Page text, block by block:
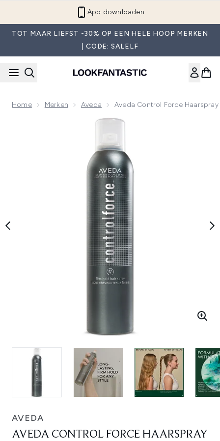
App downloaden
TOT MAAR LIEFST -30% OP EEN HELE HOOP MERKEN
| CODE: SALELF
Home Merken Aveda Aveda Control Force
Now showing image 1 Aveda Control Force Haarspray 300
AVEDA
AVEDA CONTROL FORCE HAARSPRAY